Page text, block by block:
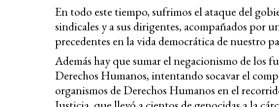
En todo este tiempo, sufrimos el ataque del
sindicales y a sus dirigentes, acompañados por
precedentes en la vida democrática de nuestro
Además hay que sumar el negacionismo de los
Derechos Humanos, intentando socavar el
organismos de Derechos Humanos en el